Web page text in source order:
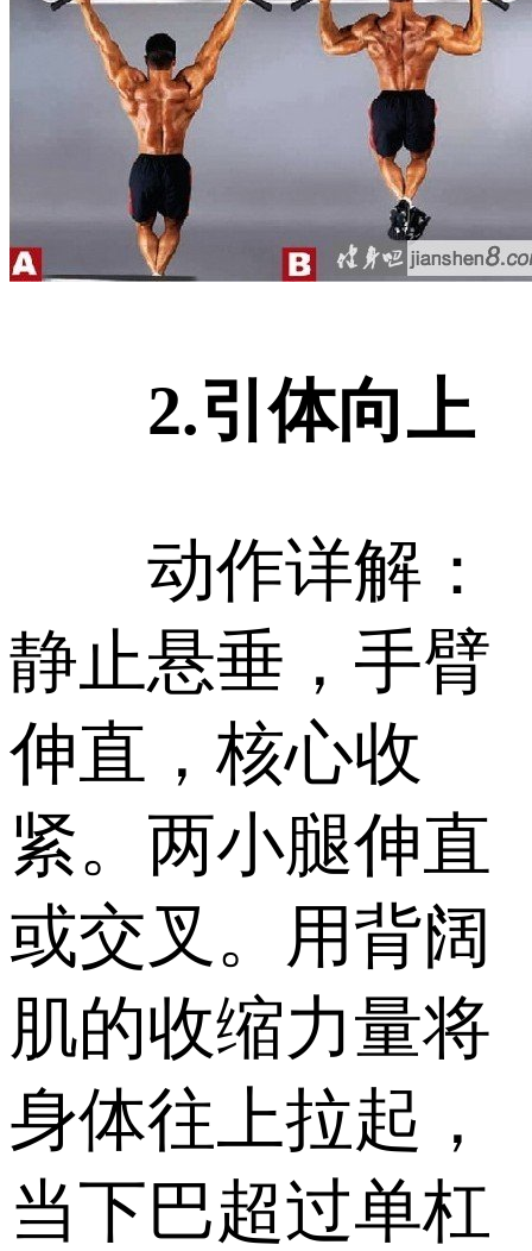
2.引体向上
动作详解：
静止悬垂，手臂
伸直，核心收
紧。两小腿伸直
或交叉。用背阔
肌的收缩力量将
身体往上拉起，
当下巴超过单杠